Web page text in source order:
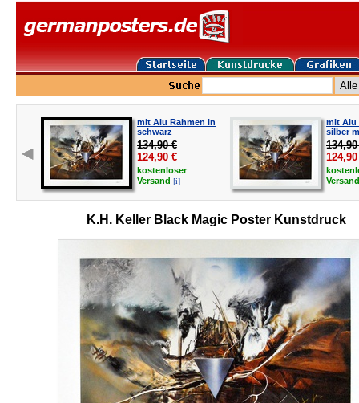
mit Alu Rahmen in
schwarz
134,90 €
124,90 €
kostenloser
Versand [i]
mit Alu
silber
124,90
K.H. Keller Black Magic Poster Kunstdruck